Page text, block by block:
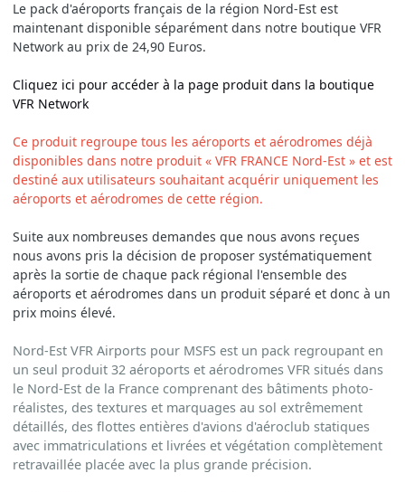
Le pack d'aéroports français de la région Nord-Est est
maintenant disponible séparément dans notre boutique VFR
Network au prix de 24,90 Euros.
Cliquez ici pour accéder à la page produit dans la boutique
VFR Network
Ce produit regroupe tous les aéroports et aérodromes déjà
disponibles dans notre produit « VFR FRANCE Nord-Est » et est
destiné aux utilisateurs souhaitant acquérir uniquement les
aéroports et aérodromes de cette région.
Suite aux nombreuses demandes que nous avons reçues
nous avons pris la décision de proposer systématiquement
après la sortie de chaque pack régional l'ensemble des
aéroports et aérodromes dans un produit séparé et donc à un
prix moins élevé.
Nord-Est VFR Airports pour MSFS est un pack regroupant en
un seul produit 32 aéroports et aérodromes VFR situés dans
le Nord-Est de la France comprenant des bâtiments photo-
réalistes, des textures et marquages au sol extrêmement
détaillés, des flottes entières d'avions d'aéroclub statiques
avec immatriculations et livrées et végétation complètement
retravaillée placée avec la plus grande précision.